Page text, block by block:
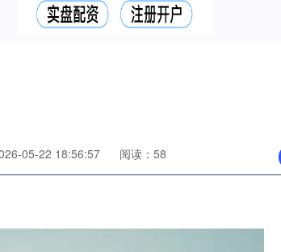
05-22 18:56:57 阅读：58